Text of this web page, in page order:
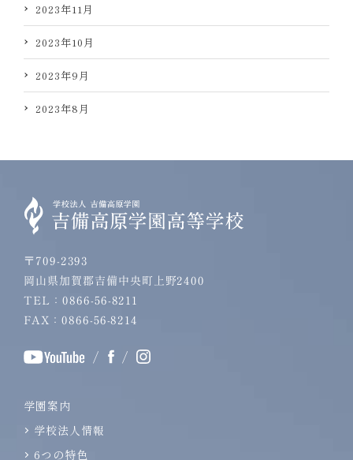
2023年11月
2023年10月
2023年9月
2023年8月
〒709-2393
岡山県加賀郡吉備中央町上野2400
TEL：0866-56-8211
FAX：0866-56-8214
/ /
学園案内
学校法人情報
6つの特色